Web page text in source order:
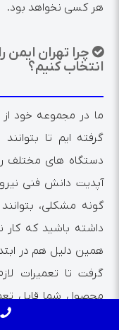
هر کسی نخواهد بود.
چرا تهران ایمن
انتخاب کنیم؟
ما در مجموعه خود از
گرفته ایم تا
دستگاه های مختلف را
آپدیت دانش فنی
گونه مشکلی،
داشته باشید که
همین دلیل هم در
گرفت تا تعمیرات
محصول شما قابل
ترین قطعات